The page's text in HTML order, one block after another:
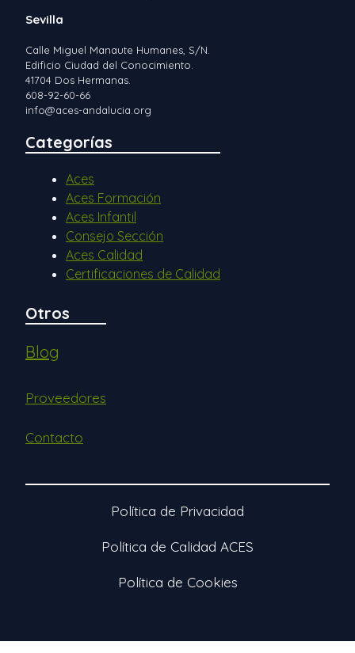
Sevilla
Calle Miguel Manaute Humanes, S/N.
Edificio Ciudad del Conocimiento.
41704 Dos Hermanas.
608-92-60-66
info@aces-andalucia.org
Categorías
Aces
Aces Formación
Aces Infantil
Consejo Sección
Aces Calidad
Certificaciones de Calidad
Otros
Blog
Proveedores
Contacto
Política de Privacidad
Política de Calidad ACES
Política de Cookies